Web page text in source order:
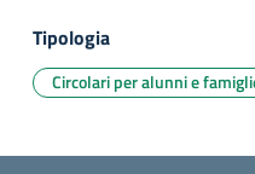
Tipologia
Circolari per alunni e